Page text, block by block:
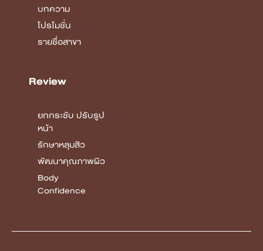
บทความ
โปรโมชั่น
รายชื่อสาขา
Review
ยกกระชับ ปรับรูป
หน้า
รักษาหลุมสิว
พัฒนาคุณภาพผิว
Body
Confidence